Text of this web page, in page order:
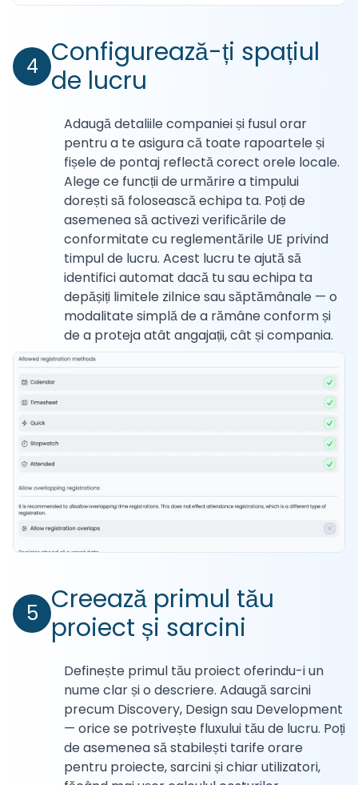
4 Configurează-ți spațiul
de lucru
Adaugă detaliile companiei și fusul orar
pentru a te asigura că toate rapoartele și
fișele de pontaj reflectă corect orele locale.
Alege ce funcții de urmărire a timpului
dorești să folosească echipa ta. Poți de
asemenea să activezi verificările de
conformitate cu reglementările UE privind
timpul de lucru. Acest lucru te ajută să
identifici automat dacă tu sau echipa ta
depășiți limitele zilnice sau săptămânale — o
modalitate simplă de a rămâne conform și
de a proteja atât angajații, cât și compania.
5 Creează primul tău
proiect și sarcini
Definește primul tău proiect oferindu-i un
nume clar și o descriere. Adaugă sarcini
precum Discovery, Design sau Development
— orice se potrivește fluxului tău de lucru. Poți
de asemenea să stabilești tarife orare
pentru proiecte, sarcini și chiar utilizatori,